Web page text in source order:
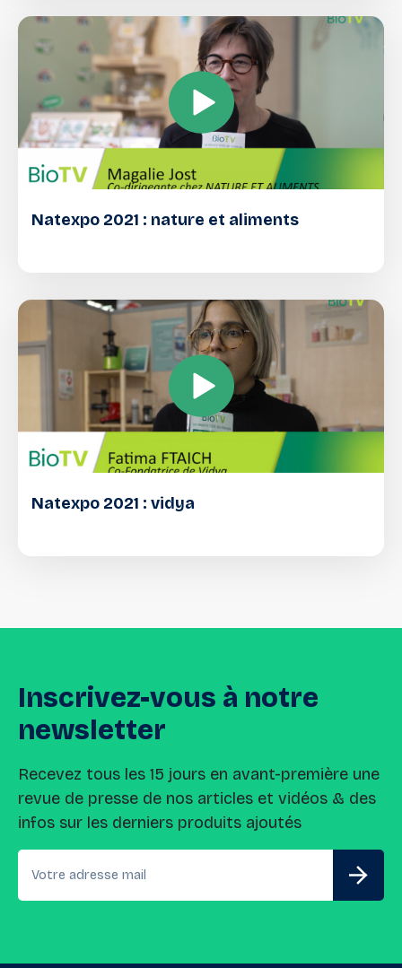
Natexpo 2021 : nature et aliments
Natexpo 2021 : vidya
Inscrivez-vous à notre
newsletter
Recevez tous les 15 jours en avant-première une
revue de presse de nos articles et vidéos & des
infos sur les derniers produits ajoutés